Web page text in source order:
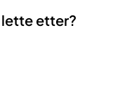
etter?